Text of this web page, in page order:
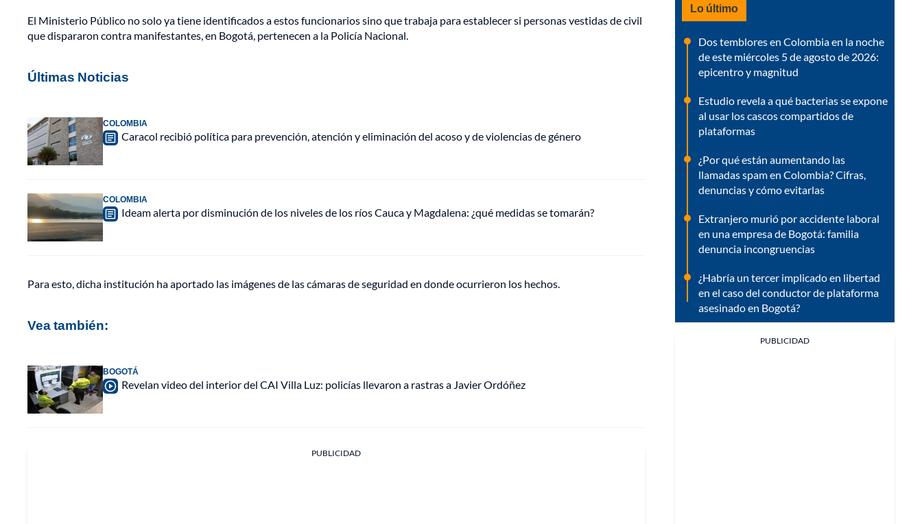
El Ministerio Público no solo ya tiene identificados a estos funcionarios sino que trabaja para establecer si personas vestidas de civil
que dispararon contra manifestantes, en Bogotá, pertenecen a la Policía Nacional.
Últimas Noticias
COLOMBIA
Caracol recibió política para prevención, atención y eliminación del acoso y de violencias de género
COLOMBIA
Ideam alerta por disminución de los niveles de los ríos Cauca y Magdalena: ¿qué medidas se tomarán?
Para esto, dicha institución ha aportado las imágenes de las cámaras de seguridad en donde ocurrieron los hechos.
Vea también:
BOGOTÁ
Revelan video del interior del CAI Villa Luz: policías llevaron a rastras a Javier Ordóñez
PUBLICIDAD
Lo último
Dos temblores en Colombia en la noche
de este miércoles 5 de agosto de 2026:
epicentro y magnitud
Estudio revela a qué bacterias se expone
al usar los cascos compartidos de
plataformas
¿Por qué están aumentando las
llamadas spam en Colombia? Cifras,
denuncias y cómo evitarlas
Extranjero murió por accidente laboral
en una empresa de Bogotá: familia
denuncia incongruencias
¿Habría un tercer implicado en libertad
en el caso del conductor de plataforma
asesinado en Bogotá?
PUBLICIDAD